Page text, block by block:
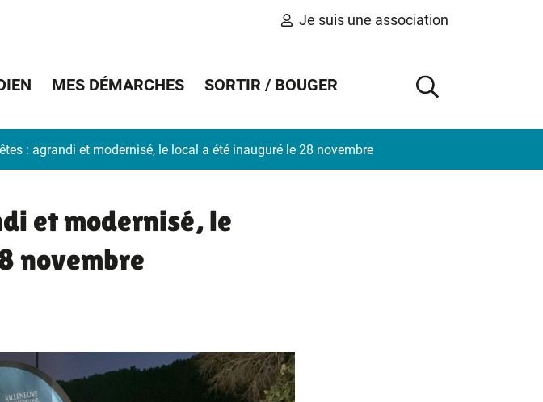
Instagram
Linkedin Je suis une association
MES DÉMARCHES SORTIR / BOUGER
AFFICHER
: agrandi et modernisé, le local a été inauguré le 28 novembre
et modernisé, le
novembre